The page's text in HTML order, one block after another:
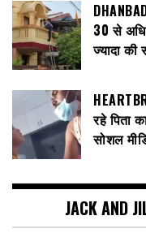
30 से
ज्यादा
रहे पिता
सोशल
JACK AND